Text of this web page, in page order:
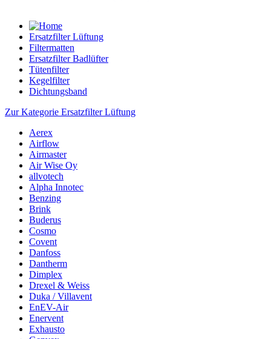
Ersatzfilter Lüftung
Filtermatten
Ersatzfilter Badlüfter
Tütenfilter
Kegelfilter
Dichtungsband
Zur Kategorie Ersatzfilter Lüftung
Aerex
Airflow
Airmaster
Air Wise Oy
allvotech
Alpha Innotec
Benzing
Brink
Buderus
Cosmo
Covent
Danfoss
Dantherm
Dimplex
Drexel & Weiss
Duka / Villavent
EnEV-Air
Enervent
Exhausto